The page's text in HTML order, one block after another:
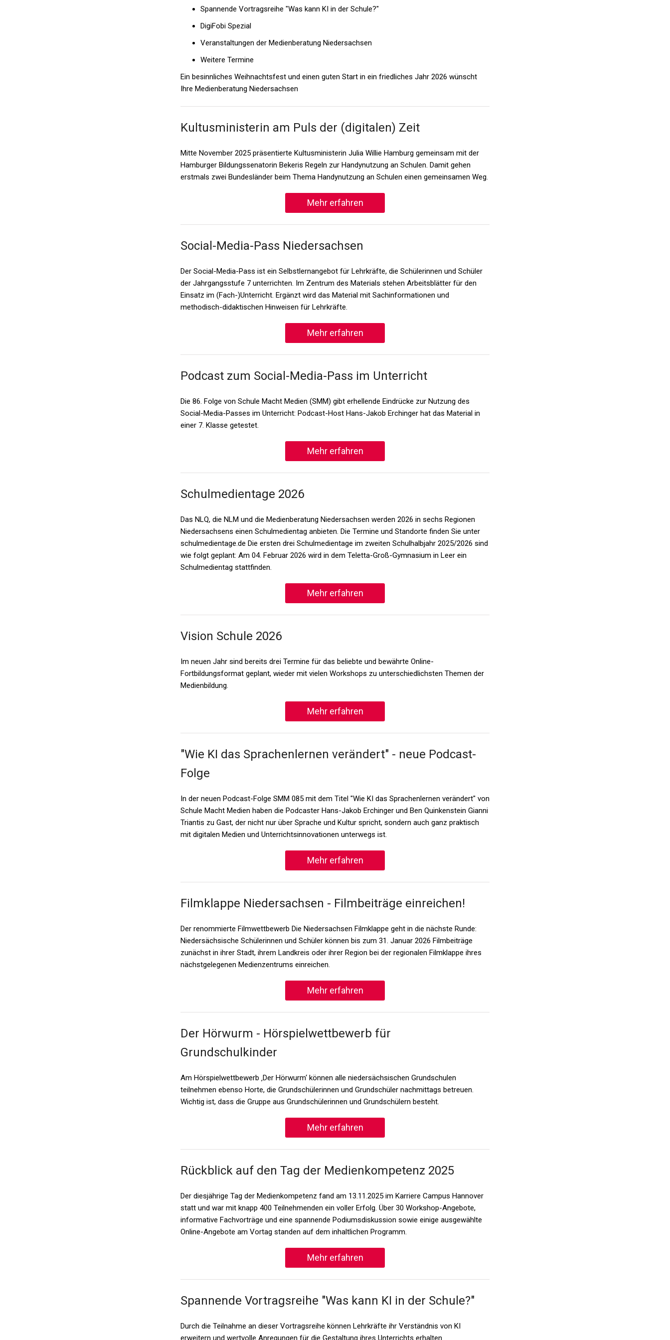
Spannende Vortragsreihe "Was kann KI in der Schule?"
DigiFobi Spezial
Veranstaltungen der Medienberatung Niedersachsen
Weitere Termine
Ein besinnliches Weihnachtsfest und einen guten Start in ein friedliches Jahr 2026 wünscht
Ihre Medienberatung Niedersachsen
Kultusministerin am Puls der (digitalen) Zeit
Mitte November 2025 präsentierte Kultusministerin Julia Willie Hamburg gemeinsam mit der
Hamburger Bildungssenatorin Bekeris Regeln zur Handynutzung an Schulen. Damit gehen
erstmals zwei Bundesländer beim Thema Handynutzung an Schulen einen gemeinsamen Weg.
Mehr erfahren
Social-Media-Pass Niedersachsen
Der Social-Media-Pass ist ein Selbstlernangebot für Lehrkräfte, die Schülerinnen und Schüler
der Jahrgangsstufe 7 unterrichten. Im Zentrum des Materials stehen Arbeitsblätter für den
Einsatz im (Fach-)Unterricht. Ergänzt wird das Material mit Sachinformationen und
methodisch-didaktischen Hinweisen für Lehrkräfte.
Mehr erfahren
Podcast zum Social-Media-Pass im Unterricht
Die 86. Folge von Schule Macht Medien (SMM) gibt erhellende Eindrücke zur Nutzung des
Social-Media-Passes im Unterricht: Podcast-Host Hans-Jakob Erchinger hat das Material in
einer 7. Klasse getestet.
Mehr erfahren
Schulmedientage 2026
Das NLQ, die NLM und die Medienberatung Niedersachsen werden 2026 in sechs Regionen
Niedersachsens einen Schulmedientag anbieten. Die Termine und Standorte finden Sie unter
schulmedientage.de Die ersten drei Schulmedientage im zweiten Schulhalbjahr 2025/2026 sind
wie folgt geplant: Am 04. Februar 2026 wird in dem Teletta-Groß-Gymnasium in Leer ein
Schulmedientag stattfinden.
Mehr erfahren
Vision Schule 2026
Im neuen Jahr sind bereits drei Termine für das beliebte und bewährte Online-
Fortbildungsformat geplant, wieder mit vielen Workshops zu unterschiedlichsten Themen der
Medienbildung.
Mehr erfahren
"Wie KI das Sprachenlernen verändert" - neue Podcast-
Folge
In der neuen Podcast-Folge SMM 085 mit dem Titel "Wie KI das Sprachenlernen verändert" von
Schule Macht Medien haben die Podcaster Hans-Jakob Erchinger und Ben Quinkenstein Gianni
Triantis zu Gast, der nicht nur über Sprache und Kultur spricht, sondern auch ganz praktisch
mit digitalen Medien und Unterrichtsinnovationen unterwegs ist.
Mehr erfahren
Filmklappe Niedersachsen - Filmbeiträge einreichen!
Der renommierte Filmwettbewerb Die Niedersachsen Filmklappe geht in die nächste Runde:
Niedersächsische Schülerinnen und Schüler können bis zum 31. Januar 2026 Filmbeiträge
zunächst in ihrer Stadt, ihrem Landkreis oder ihrer Region bei der regionalen Filmklappe ihres
nächstgelegenen Medienzentrums einreichen.
Mehr erfahren
Der Hörwurm - Hörspielwettbewerb für
Grundschulkinder
Am Hörspielwettbewerb ‚Der Hörwurm‘ können alle niedersächsischen Grundschulen
teilnehmen ebenso Horte, die Grundschülerinnen und Grundschüler nachmittags betreuen.
Wichtig ist, dass die Gruppe aus Grundschülerinnen und Grundschülern besteht.
Mehr erfahren
Rückblick auf den Tag der Medienkompetenz 2025
Der diesjährige Tag der Medienkompetenz fand am 13.11.2025 im Karriere Campus Hannover
statt und war mit knapp 400 Teilnehmenden ein voller Erfolg. Über 30 Workshop-Angebote,
informative Fachvorträge und eine spannende Podiumsdiskussion sowie einige ausgewählte
Online-Angebote am Vortag standen auf dem inhaltlichen Programm.
Mehr erfahren
Spannende Vortragsreihe "Was kann KI in der Schule?"
Durch die Teilnahme an dieser Vortragsreihe können Lehrkräfte ihr Verständnis von KI
erweitern und wertvolle Anregungen für die Gestaltung ihres Unterrichts erhalten.